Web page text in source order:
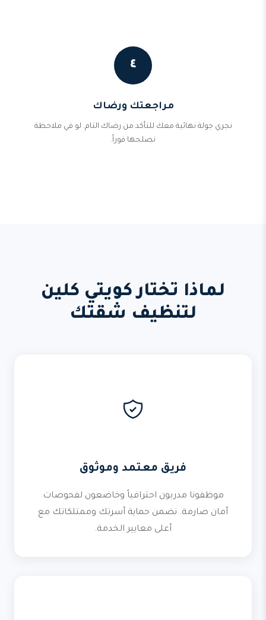
٤
مراجعتك ورضاك
نجري جولة نهائية معك للتأكد من رضاك التام. لو في ملاحظة
نصلحها فوراً.
لماذا تختار كويتي كلين
لتنظيف شقتك
فريق معتمد وموثوق
موظفونا مدربون احترافياً وخاضعون لفحوصات
أمان صارمة. نضمن حماية أسرتك وممتلكاتك مع
أعلى معايير الخدمة.